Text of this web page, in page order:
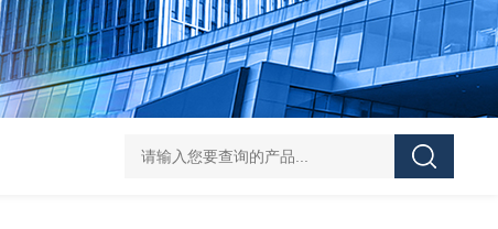
L-00/01/02/03DAICO大浩研